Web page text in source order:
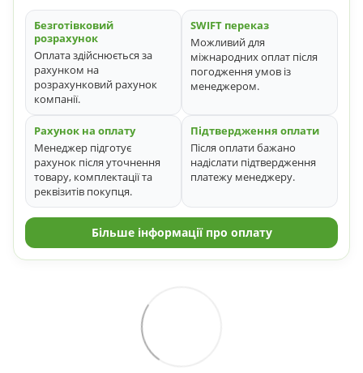
Безготівковий
розрахунок
Оплата здійснюється за
рахунком на
розрахунковий рахунок
компанії.
SWIFT переказ
Можливий для
міжнародних оплат після
погодження умов із
менеджером.
Рахунок на оплату
Менеджер підготує
рахунок після уточнення
товару, комплектації та
реквізитів покупця.
Підтвердження оплати
Після оплати бажано
надіслати підтвердження
платежу менеджеру.
Більше інформації про оплату